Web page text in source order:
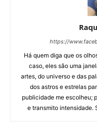
https://
Há quem diga que os
caso, eles são uma
artes, do universo e das
dos astros e estrelas
publicidade me escolheu;
e transmito intensidade.